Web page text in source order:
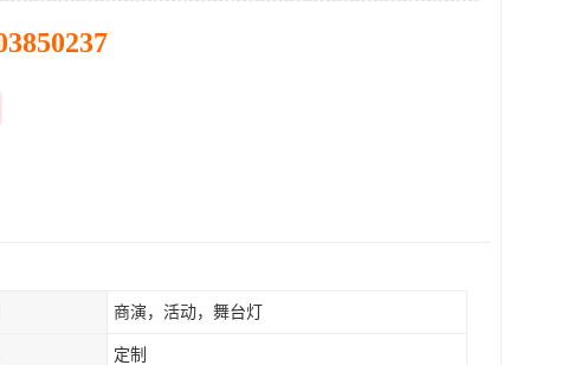
商演，活动，舞台灯
定制